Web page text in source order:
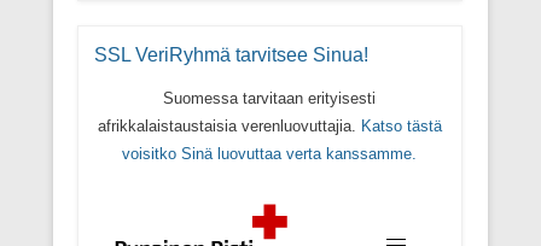
SSL VeriRyhmä tarvitsee Sinua!
Suomessa tarvitaan erityisesti
afrikkalaistaustaisia verenluovuttajia. Katso tästä
voisitko Sinä luovuttaa verta kanssamme.